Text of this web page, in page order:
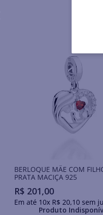
BERLOQUE MÃE COM
PRATA MACIÇA 925
R$ 201,00
Em até 10x R$ 20,10sem
Produto